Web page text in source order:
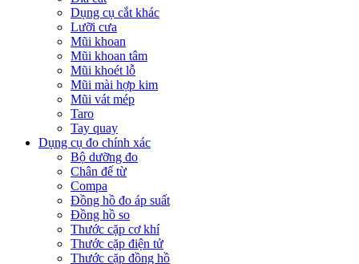
Dụng cụ cắt khác
Lưỡi cưa
Mũi khoan
Mũi khoan tâm
Mũi khoét lỗ
Mũi mài hợp kim
Mũi vát mép
Taro
Tay quay
Dụng cụ đo chính xác
Bộ dưỡng đo
Chân đế từ
Compa
Đồng hồ đo áp suất
Đồng hồ so
Thước cặp cơ khí
Thước cặp điện tử
Thước cặp đồng hồ